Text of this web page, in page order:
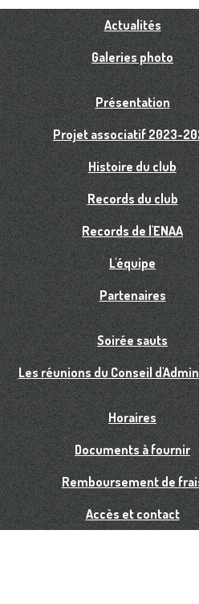
Actualités
Galeries photo
Présentation
Projet associatif 2023-
Histoire du club
Records du club
Records de l'ENAA
L'équipe
Partenaires
Soirée sauts
Les réunions du Conseil
Horaires
Documents à fournir
Remboursement de
Accès et contact